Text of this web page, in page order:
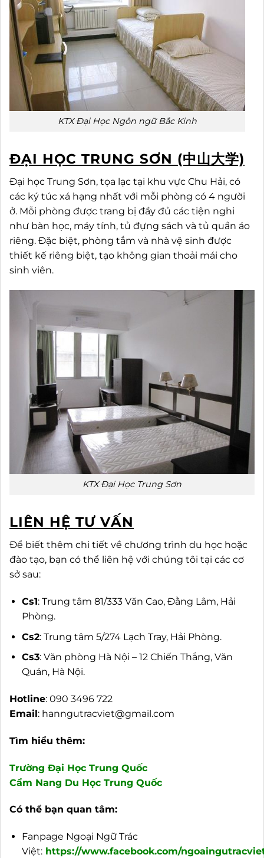
KTX Đại Học Ngôn ngữ Bắc Kinh
ĐẠI HỌC TRUNG SƠN (中山大学)
Đại học Trung Sơn, tọa lạc tại khu vực Chu Hải, có
các ký túc xá hạng nhất với mỗi phòng có 4 người
ở. Mỗi phòng được trang bị đầy đủ các tiện nghi
như bàn học, máy tính, tủ đựng sách và tủ quần áo
riêng. Đặc biệt, phòng tắm và nhà vệ sinh được
thiết kế riêng biệt, tạo không gian thoải mái cho
sinh viên.
KTX Đại Học Trung Sơn
LIÊN HỆ TƯ VẤN
Để biết thêm chi tiết về chương trình du học hoặc
đào tạo, bạn có thể liên hệ với chúng tôi tại các cơ
sở sau:
Cs1: Trung tâm 81/333 Văn Cao, Đằng Lâm, Hải
Phòng.
Cs2: Trung tâm 5/274 Lạch Tray, Hải Phòng.
Cs3: Văn phòng Hà Nội – 12 Chiến Thắng, Văn
Quán, Hà Nội.
Hotline: 090 3496 722
Email: hanngutracviet@gmail.com
Tìm hiểu thêm:
Trường Đại Học Trung Quốc
Cẩm Nang Du Học Trung Quốc
Có thể bạn quan tâm:
Fanpage Ngoại Ngữ Trác
Việt: https://www.facebook.com/